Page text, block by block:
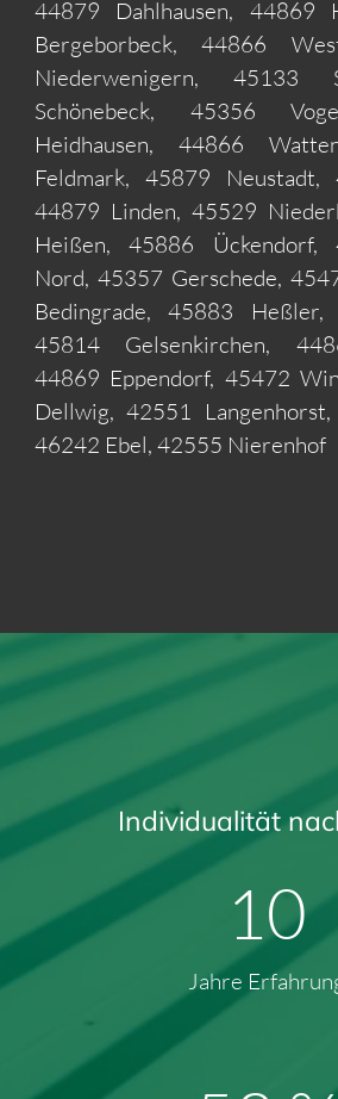
44879 Dahlhausen, 44869
Bergeborbeck, 44866
Niederwenigern, 45133
Schönebeck, 45356
Heidhausen, 44866
Feldmark, 45879 Neustadt,
44879 Linden, 45529
Heißen, 45886 Ückendorf,
Nord, 45357 Gerschede,
Bedingrade, 45883
45814 Gelsenkirchen,
44869 Eppendorf, 45472
Dellwig, 42551
46242 Ebel, 42555 Nierenhof
Individualität
13
Jahre